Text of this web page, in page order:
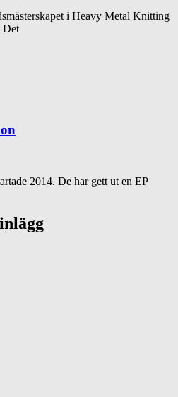
i Heavy Metal Knitting
Det
2014. De har gett ut en EP